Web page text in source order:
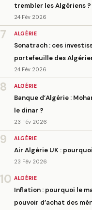
trembler les Algériens ?
24 Fév 2026
7 ALGÉRIE
Sonatrach : ces
portefeuille des
24 Fév 2026
8 ALGÉRIE
Banque d’Algérie :
le dinar ?
23 Fév 2026
9 ALGÉRIE
Air Algérie UK :
23 Fév 2026
10 ALGÉRIE
Inflation : pourquoi le
pouvoir d’achat des